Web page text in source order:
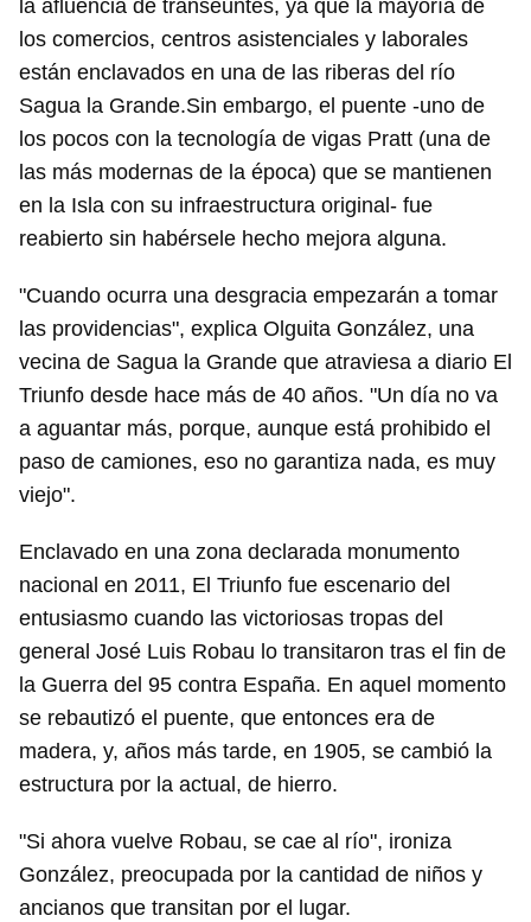
la afluencia de transeúntes, ya que la mayoría de
los comercios, centros asistenciales y laborales
están enclavados en una de las riberas del río
Sagua la Grande.Sin embargo, el puente -uno de
los pocos con la tecnología de vigas Pratt (una de
las más modernas de la época) que se mantienen
en la Isla con su infraestructura original- fue
reabierto sin habérsele hecho mejora alguna.
"Cuando ocurra una desgracia empezarán a tomar
las providencias", explica Olguita González, una
vecina de Sagua la Grande que atraviesa a diario El
Triunfo desde hace más de 40 años. "Un día no va
a aguantar más, porque, aunque está prohibido el
paso de camiones, eso no garantiza nada, es muy
viejo".
Enclavado en una zona declarada monumento
nacional en 2011, El Triunfo fue escenario del
entusiasmo cuando las victoriosas tropas del
general José Luis Robau lo transitaron tras el fin de
la Guerra del 95 contra España. En aquel momento
se rebautizó el puente, que entonces era de
madera, y, años más tarde, en 1905, se cambió la
estructura por la actual, de hierro.
"Si ahora vuelve Robau, se cae al río", ironiza
González, preocupada por la cantidad de niños y
ancianos que transitan por el lugar.